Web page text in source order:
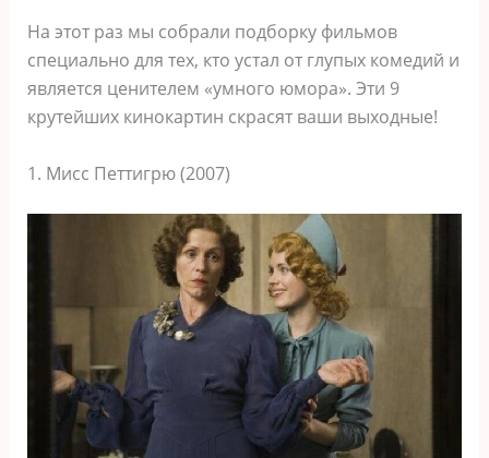
На этот раз мы собрали подборку фильмов
специально для тех, кто устал от глупых комедий и
является ценителем «умного юмора». Эти 9
крутейших кинокартин скрасят ваши выходные!
1. Мисс Петтигрю (2007)